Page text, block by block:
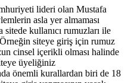
lideri olan Mustafa
asla yer almaması
kullanıcı rumuzları ile
siteye giriş için rumuz
cinsel içerikli olması halinde
üyeliğiniz
önemli kurallardan biri de 18